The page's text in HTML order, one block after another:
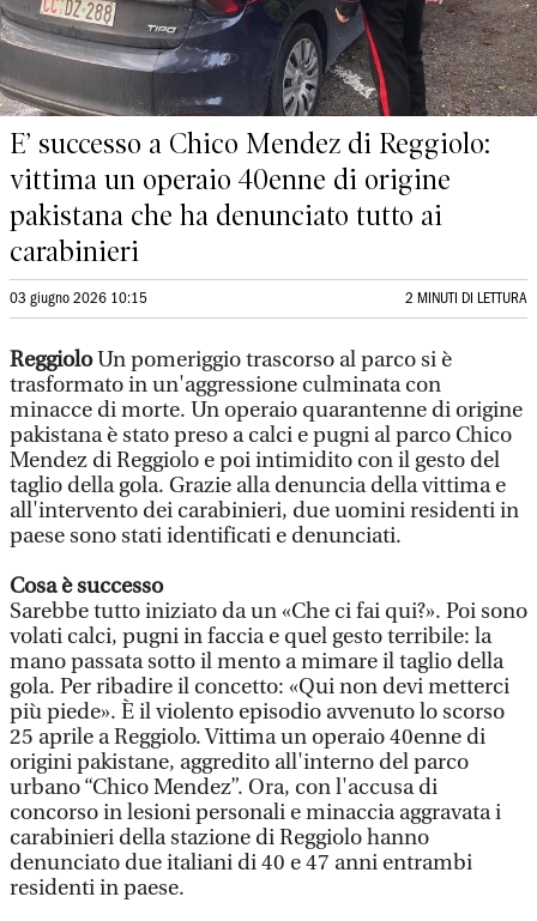
E’ successo a Chico Mendez di Reggiolo:
vittima un operaio 40enne di origine
pakistana che ha denunciato tutto ai
carabinieri
03 giugno 2026 10:15 2 MINUTI DI LETTURA
ReggioloUn pomeriggio trascorso al parco si è
trasformato in un'aggressione culminata con
minacce di morte. Un operaio quarantenne di origine
pakistana è stato preso a calci e pugni al parco Chico
Mendez di Reggiolo e poi intimidito con il gesto del
taglio della gola. Grazie alla denuncia della vittima e
all'intervento dei carabinieri, due uomini residenti in
paese sono stati identificati e denunciati.
Cosa è successo
Sarebbe tutto iniziato da un «Che ci fai qui?». Poi sono
volati calci, pugni in faccia e quel gesto terribile: la
mano passata sotto il mento a mimare il taglio della
gola. Per ribadire il concetto: «Qui non devi metterci
più piede». È il violento episodio avvenuto lo scorso
25 aprile a Reggiolo. Vittima un operaio 40enne di
origini pakistane, aggredito all'interno del parco
urbano “Chico Mendez”. Ora, con l'accusa di
concorso in lesioni personali e minaccia aggravata i
carabinieri della stazione di Reggiolo hanno
denunciato due italiani di 40 e 47 anni entrambi
residenti in paese.